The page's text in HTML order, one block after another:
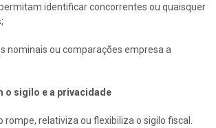
identificar concorrentes ou quaisquer
nominais ou comparações empresa a
o sigilo e a privacidade
rompe, relativiza ou flexibiliza o sigilo fiscal.